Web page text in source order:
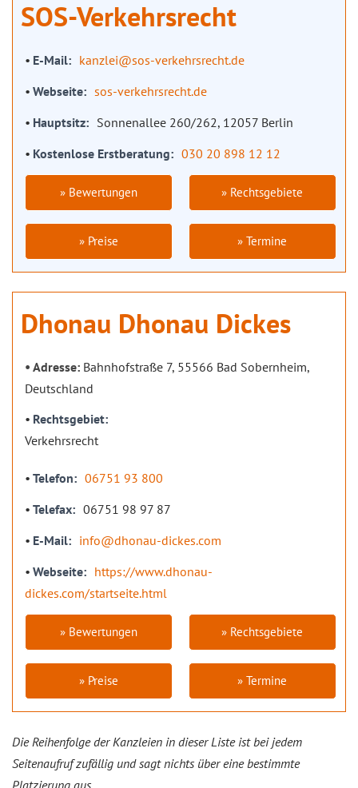
SOS-Verkehrsrecht
E-Mail
kanzlei@sos-verkehrsrecht.de
Webseite
sos-verkehrsrecht.de
Hauptsitz
Sonnenallee 260/262, 12057 Berlin
Kostenlose Erstberatung
030 20 898 12 12
» Bewertungen » Rechtsgebiete
» Preise » Termine
Dhonau Dhonau Dickes
Adresse: Bahnhofstraße 7, 55566 Bad Sobernheim,
Deutschland
Rechtsgebiet
Verkehrsrecht
Telefon
06751 93 800
Telefax
06751 98 97 87
E-Mail
info@dhonau-dickes.com
Webseite
https://www.dhonau-
dickes.com/startseite.html
» Bewertungen » Rechtsgebiete
» Preise » Termine
Die Reihenfolge der Kanzleien in dieser Liste ist bei jedem
Seitenaufruf zufällig und sagt nichts über eine bestimmte
Platzierung aus.